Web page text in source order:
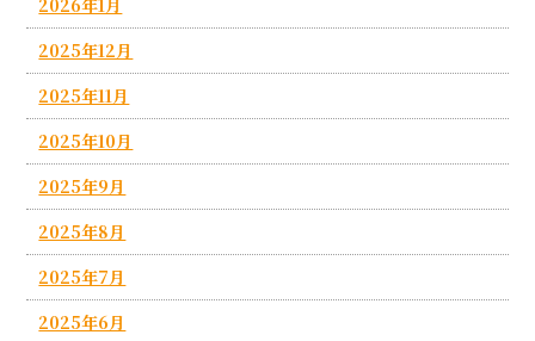
2025年12月
2025年11月
2025年10月
2025年9月
2025年8月
2025年7月
2025年6月